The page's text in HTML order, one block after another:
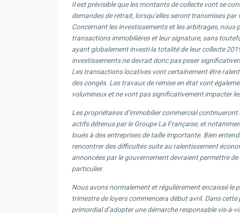
Il est prévisible que les montants de collecte vont se
demandes de retrait, lorsqu’elles seront transmises
Concernant les investissements et les arbitrages,
transactions immobilières et leur signature, sans
ayant globalement investi la totalité de leur collecte
investissements ne devrait donc pas peser
Les transactions locatives vont certainement être
des congés. Les travaux de remise en état vont
volumineux et ne vont pas significativement impacter
Les propriétaires d’immobilier commercial
actifs détenus par le Groupe La Française, et
loués à des entreprises de taille importante. Bien
rencontrer des difficultés suite au ralentissement
annoncées par le gouvernement devraient permettre
particulier.
Nous avons normalement et régulièrement encaissé le
trimestre de loyers commencera début avril. Dans
primordial d’adopter une démarche responsable vis-à-